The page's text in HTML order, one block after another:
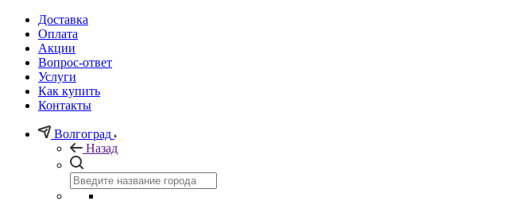
Доставка
Оплата
Акции
Вопрос-ответ
Услуги
Как купить
Контакты
Волгоград
Назад